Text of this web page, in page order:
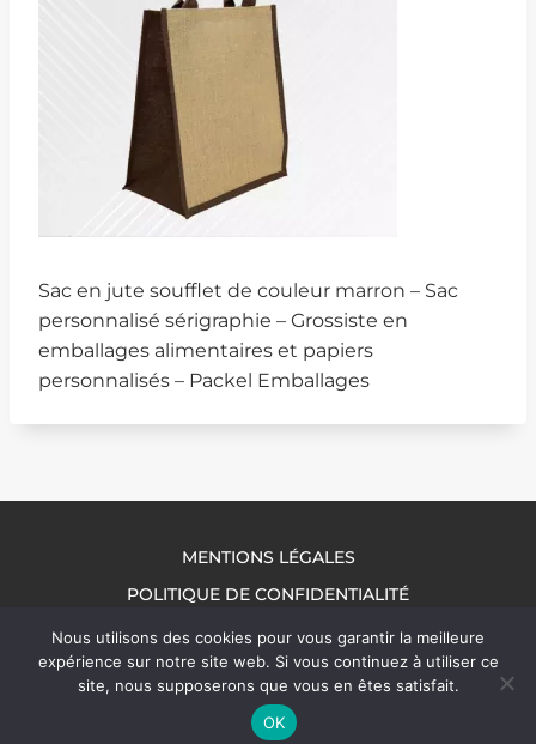
Sac en jute soufflet de couleur marron – Sac
personnalisé sérigraphie – Grossiste en
emballages alimentaires et papiers
personnalisés – Packel Emballages
MENTIONS LÉGALES
POLITIQUE DE CONFIDENTIALITÉ
NOUS CONTACTER
Nous utilisons des cookies pour vous garantir la meilleure
expérience sur notre site web. Si vous continuez à utiliser ce
site, nous supposerons que vous en êtes satisfait.
OK